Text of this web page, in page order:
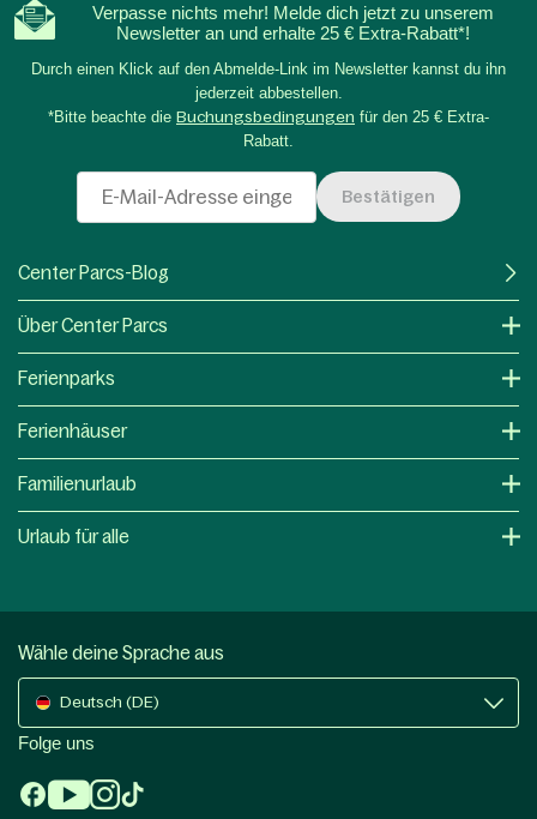
Verpasse nichts mehr! Melde dich jetzt zu unserem
Newsletter an und erhalte 25 € Extra-Rabatt*!
Durch einen Klick auf den Abmelde-Link im Newsletter kannst du ihn
jederzeit abbestellen.
*Bitte beachte die Buchungsbedingungen für den 25 € Extra-
Rabatt.
Bestätigen
Center Parcs-Blog
Über Center Parcs
Ferienparks
Ferienhäuser
Familienurlaub
Urlaub für alle
Wähle deine Sprache aus
Deutsch (DE)
Folge uns